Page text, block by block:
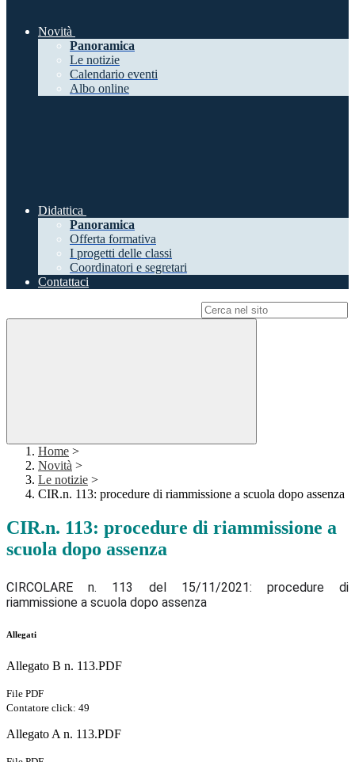
Novità
Panoramica
Le notizie
Calendario eventi
Albo online
Didattica
Panoramica
Offerta formativa
I progetti delle classi
Coordinatori e segretari
Contattaci
Home >
Novità >
Le notizie >
CIR.n. 113: procedure di riammissione a scuola dopo assenza
CIR.n. 113: procedure di riammissione a
scuola dopo assenza
CIRCOLARE n. 113 del 15/11/2021: procedure di
riammissione a scuola dopo assenza
Allegati
Allegato B n. 113.PDF
File PDF
Contatore click: 49
Allegato A n. 113.PDF